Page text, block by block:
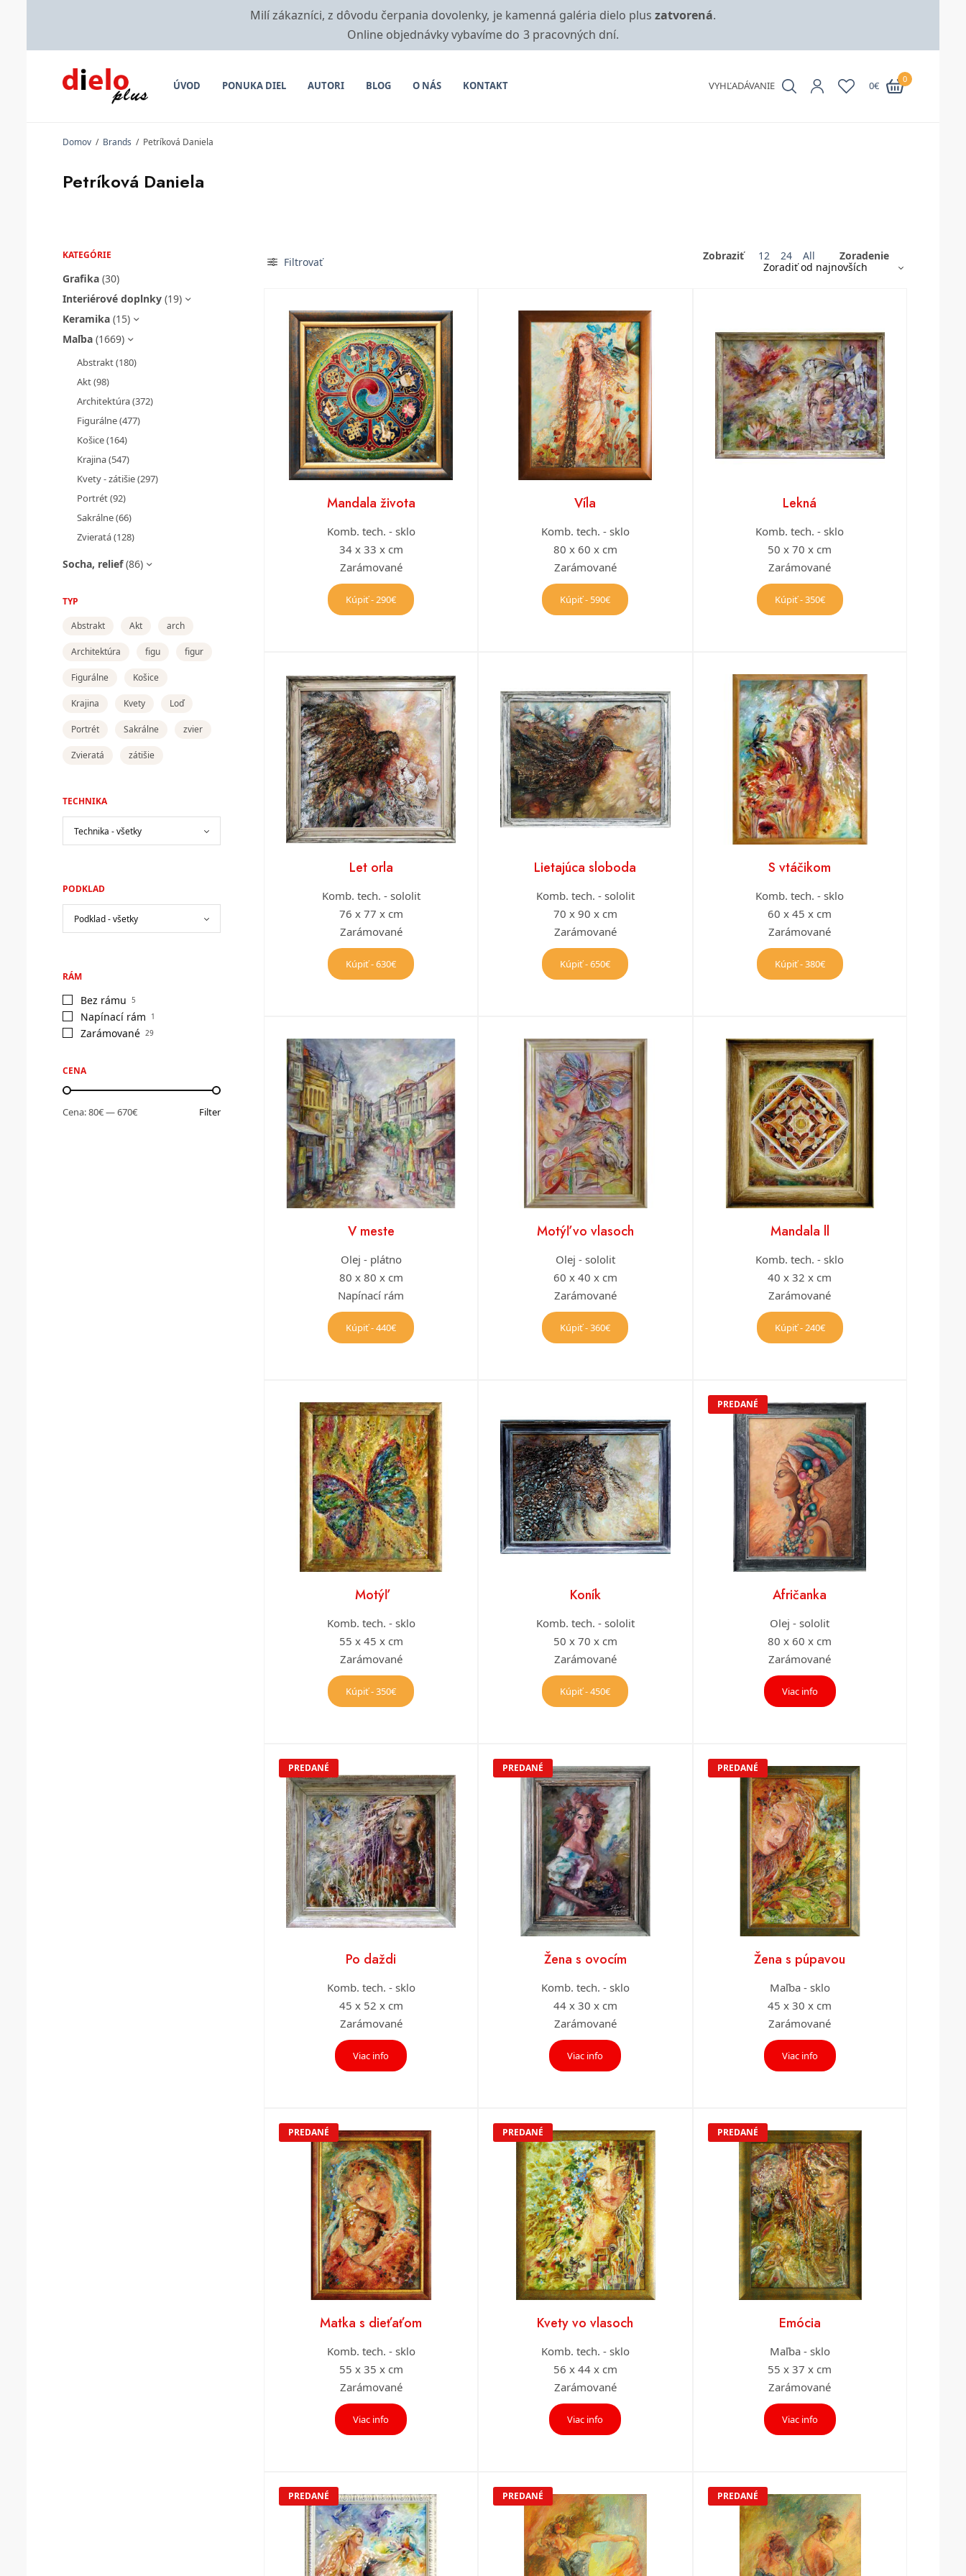
Milí zákazníci, z dôvodu čerpania dovolenky, je kamenná galéria dielo plus zatvorená.
Online objednávky vybavíme do 3 pracovných dní.
ÚVOD PONUKA DIEL AUTORI BLOG O NÁS KONTAKT VYHĽADÁVANIE 0€
0
Domov / Brands / Petríková Daniela
Petríková Daniela
KATEGÓRIE
Grafika (30)
Interiérové doplnky (19)
Keramika (15)
Maľba (1669)
Abstrakt(180)
Akt(98)
Architektúra(372)
Figurálne(477)
Košice(164)
Krajina(547)
Kvety - zátišie(297)
Portrét(92)
Sakrálne(66)
Zvieratá(128)
Socha, relief (86)
TYP
Abstrakt
Akt arch
Architektúra figu figur
Figurálne Košice
Krajina Kvety Loď
Portrét Sakrálne zvier
Zvieratá zátišie
TECHNIKA
PODKLAD
RÁM
Bez rámu 5
Napínací rám 1
Zarámované 29
CENA
Filter
Cena:80€—670€
Filtrovať Zobraziť 12 24 All Zoradenie
Mandala života
Komb. tech. - sklo
34 x 33 x cm
Zarámované
Kúpiť - 290€
Víla
Komb. tech. - sklo
80 x 60 x cm
Zarámované
Kúpiť - 590€
Lekná
Komb. tech. - sklo
50 x 70 x cm
Zarámované
Kúpiť - 350€
Let orla
Komb. tech. - sololit
76 x 77 x cm
Zarámované
Kúpiť - 630€
Lietajúca sloboda
Komb. tech. - sololit
70 x 90 x cm
Zarámované
Kúpiť - 650€
S vtáčikom
Komb. tech. - sklo
60 x 45 x cm
Zarámované
Kúpiť - 380€
V meste
Olej - plátno
80 x 80 x cm
Napínací rám
Kúpiť - 440€
Motýľ vo vlasoch
Olej - sololit
60 x 40 x cm
Zarámované
Kúpiť - 360€
Mandala ll
Komb. tech. - sklo
40 x 32 x cm
Zarámované
Kúpiť - 240€
Motýľ
Komb. tech. - sklo
55 x 45 x cm
Zarámované
Kúpiť - 350€
Koník
Komb. tech. - sololit
50 x 70 x cm
Zarámované
Kúpiť - 450€
PREDANÉ
Afričanka
Olej - sololit
80 x 60 x cm
Zarámované
Viac info
PREDANÉ
Po daždi
Komb. tech. - sklo
45 x 52 x cm
Zarámované
Viac info
PREDANÉ
Žena s ovocím
Komb. tech. - sklo
44 x 30 x cm
Zarámované
Viac info
PREDANÉ
Žena s púpavou
Maľba - sklo
45 x 30 x cm
Zarámované
Viac info
PREDANÉ
Matka s dieťaťom
Komb. tech. - sklo
55 x 35 x cm
Zarámované
Viac info
PREDANÉ
Kvety vo vlasoch
Komb. tech. - sklo
56 x 44 x cm
Zarámované
Viac info
PREDANÉ
Emócia
Maľba - sklo
55 x 37 x cm
Zarámované
Viac info
PREDANÉ PREDANÉ PREDANÉ